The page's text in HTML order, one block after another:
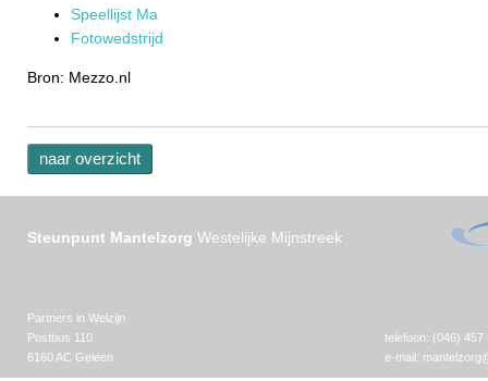
Speellijst Ma
Fotowedstrijd
Bron: Mezzo.nl
naar overzicht
Steunpunt Mantelzorg Westelijke Mijnstreek
Partners in Welzijn
Postbus 110
6160 AC Geleen
telefoon: (046) 457
e-mail: